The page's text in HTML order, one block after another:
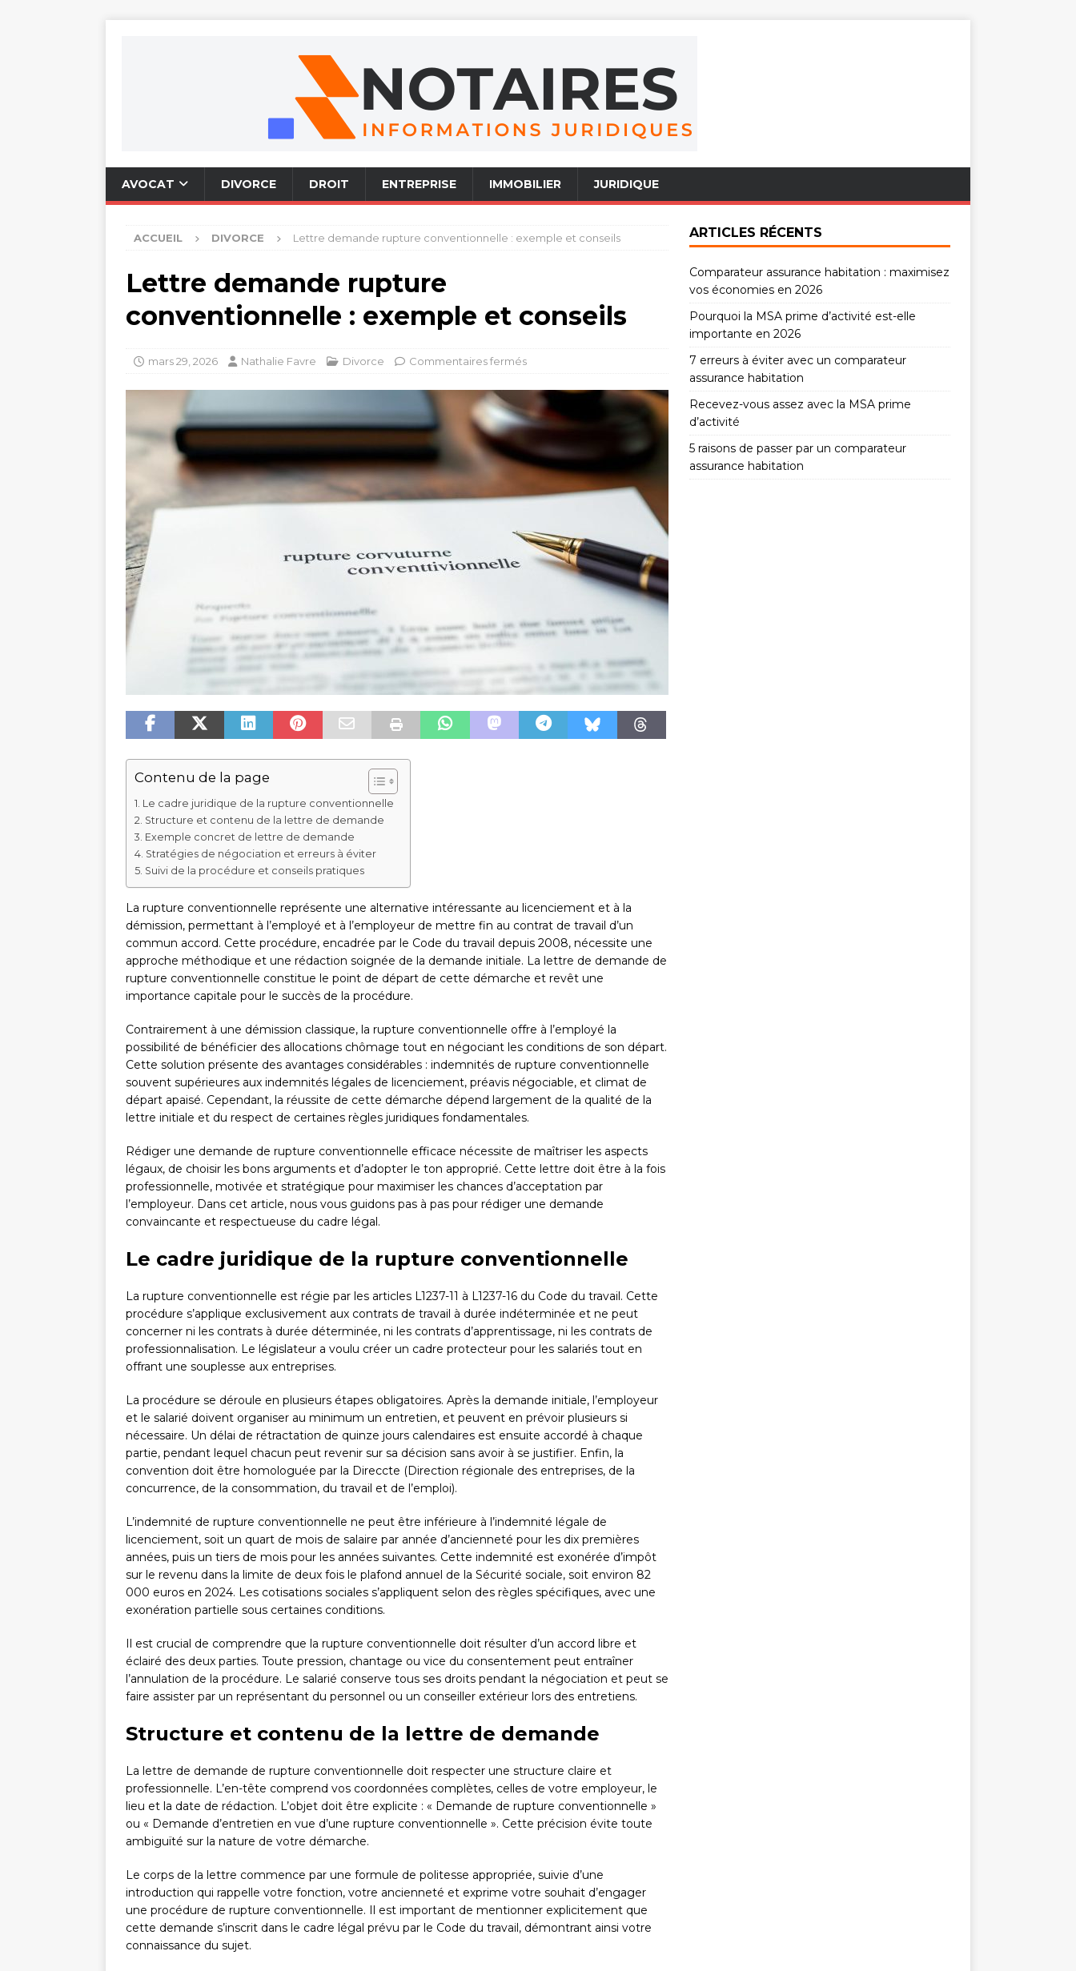
AVOCAT DIVORCE DROIT ENTREPRISE IMMOBILIER JURIDIQUE
ACCUEIL DIVORCE Lettre demande rupture conventionnelle : exemple et conseils
Lettre demande rupture
conventionnelle : exemple et conseils
mars 29, 2026 Nathalie Favre Divorce Commentaires fermés
Contenu de la page
Le cadre juridique de la rupture conventionnelle
Structure et contenu de la lettre de demande
Exemple concret de lettre de demande
Stratégies de négociation et erreurs à éviter
Suivi de la procédure et conseils pratiques
La rupture conventionnelle représente une alternative intéressante au licenciement et à la
démission, permettant à l’employé et à l’employeur de mettre fin au contrat de travail d’un
commun accord. Cette procédure, encadrée par le Code du travail depuis 2008, nécessite une
approche méthodique et une rédaction soignée de la demande initiale. La lettre de demande de
rupture conventionnelle constitue le point de départ de cette démarche et revêt une
importance capitale pour le succès de la procédure.
Contrairement à une démission classique, la rupture conventionnelle offre à l’employé la
possibilité de bénéficier des allocations chômage tout en négociant les conditions de son départ.
Cette solution présente des avantages considérables : indemnités de rupture conventionnelle
souvent supérieures aux indemnités légales de licenciement, préavis négociable, et climat de
départ apaisé. Cependant, la réussite de cette démarche dépend largement de la qualité de la
lettre initiale et du respect de certaines règles juridiques fondamentales.
Rédiger une demande de rupture conventionnelle efficace nécessite de maîtriser les aspects
légaux, de choisir les bons arguments et d’adopter le ton approprié. Cette lettre doit être à la fois
professionnelle, motivée et stratégique pour maximiser les chances d’acceptation par
l’employeur. Dans cet article, nous vous guidons pas à pas pour rédiger une demande
convaincante et respectueuse du cadre légal.
Le cadre juridique de la rupture conventionnelle
La rupture conventionnelle est régie par les articles L1237-11 à L1237-16 du Code du travail. Cette
procédure s’applique exclusivement aux contrats de travail à durée indéterminée et ne peut
concerner ni les contrats à durée déterminée, ni les contrats d’apprentissage, ni les contrats de
professionnalisation. Le législateur a voulu créer un cadre protecteur pour les salariés tout en
offrant une souplesse aux entreprises.
La procédure se déroule en plusieurs étapes obligatoires. Après la demande initiale, l’employeur
et le salarié doivent organiser au minimum un entretien, et peuvent en prévoir plusieurs si
nécessaire. Un délai de rétractation de quinze jours calendaires est ensuite accordé à chaque
partie, pendant lequel chacun peut revenir sur sa décision sans avoir à se justifier. Enfin, la
convention doit être homologuée par la Direccte (Direction régionale des entreprises, de la
concurrence, de la consommation, du travail et de l’emploi).
L’indemnité de rupture conventionnelle ne peut être inférieure à l’indemnité légale de
licenciement, soit un quart de mois de salaire par année d’ancienneté pour les dix premières
années, puis un tiers de mois pour les années suivantes. Cette indemnité est exonérée d’impôt
sur le revenu dans la limite de deux fois le plafond annuel de la Sécurité sociale, soit environ 82
000 euros en 2024. Les cotisations sociales s’appliquent selon des règles spécifiques, avec une
exonération partielle sous certaines conditions.
Il est crucial de comprendre que la rupture conventionnelle doit résulter d’un accord libre et
éclairé des deux parties. Toute pression, chantage ou vice du consentement peut entraîner
l’annulation de la procédure. Le salarié conserve tous ses droits pendant la négociation et peut se
faire assister par un représentant du personnel ou un conseiller extérieur lors des entretiens.
Structure et contenu de la lettre de demande
La lettre de demande de rupture conventionnelle doit respecter une structure claire et
professionnelle. L’en-tête comprend vos coordonnées complètes, celles de votre employeur, le
lieu et la date de rédaction. L’objet doit être explicite : « Demande de rupture conventionnelle »
ou « Demande d’entretien en vue d’une rupture conventionnelle ». Cette précision évite toute
ambiguïté sur la nature de votre démarche.
Le corps de la lettre commence par une formule de politesse appropriée, suivie d’une
introduction qui rappelle votre fonction, votre ancienneté et exprime votre souhait d’engager
une procédure de rupture conventionnelle. Il est important de mentionner explicitement que
cette demande s’inscrit dans le cadre légal prévu par le Code du travail, démontrant ainsi votre
connaissance du sujet.
ARTICLES RÉCENTS
Comparateur assurance habitation : maximisez
vos économies en 2026
Pourquoi la MSA prime d’activité est-elle
importante en 2026
7 erreurs à éviter avec un comparateur
assurance habitation
Recevez-vous assez avec la MSA prime
d’activité
5 raisons de passer par un comparateur
assurance habitation